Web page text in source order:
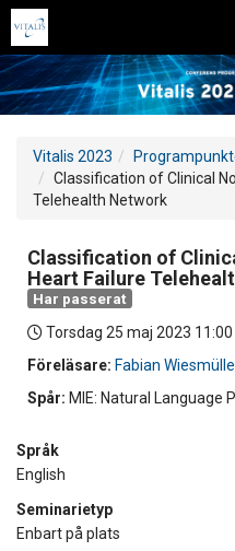
Vitalis 2023
Classification of Clinical
Telehealth Network
Classification of
Heart Failure
Har passerat
Torsdag 25 maj 2023
Föreläsare: Fabian
Spår: MIE: Natural Language
Språk
English
Seminarietyp
Enbart på plats